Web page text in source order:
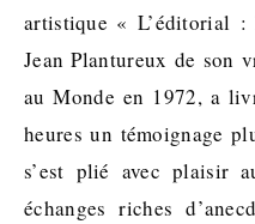
artistique « L’éditorial :
Jean Plantureux de son
au Monde en 1972, a
heures un témoignage
s’est plié avec plaisir
échanges riches